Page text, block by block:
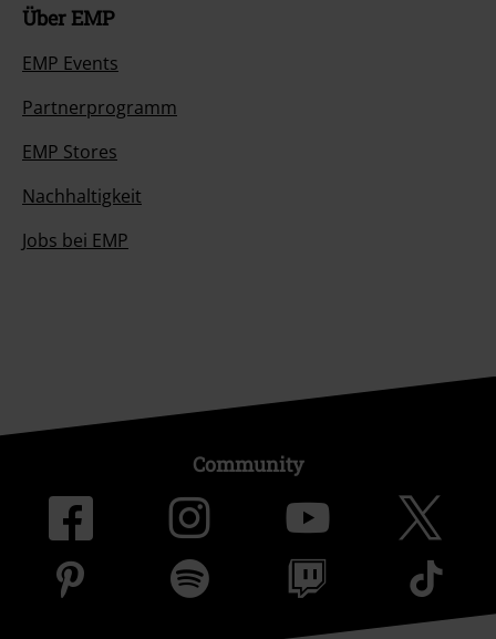
Über EMP
EMP Events
Partnerprogramm
EMP Stores
Nachhaltigkeit
Jobs bei EMP
Community